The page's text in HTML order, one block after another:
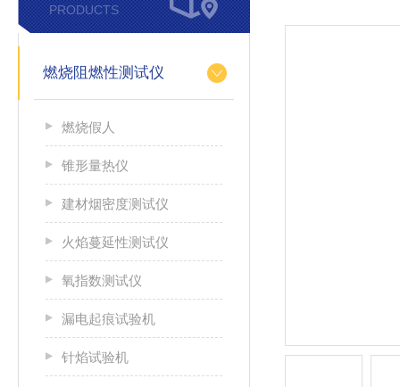
PRODUCTS
燃烧阻燃性测试仪
燃烧假人
锥形量热仪
建材烟密度测试仪
火焰蔓延性测试仪
氧指数测试仪
漏电起痕试验机
针焰试验机